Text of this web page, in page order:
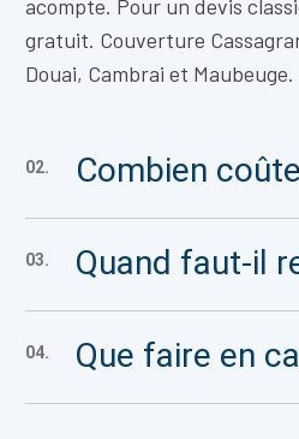
acompte. Pour un devis
gratuit. Couverture
Douai, Cambrai et Maubeuge.
02. Combien
03. Quand faut-il
04. Que faire en